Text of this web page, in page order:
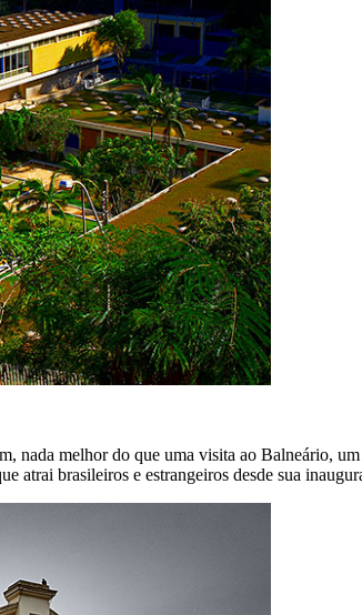
melhor do que uma visita ao Balneário,
atrai brasileiros e estrangeiros desde sua